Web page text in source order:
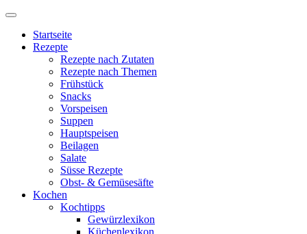
Startseite
Rezepte
Rezepte nach Zutaten
Rezepte nach Themen
Frühstück
Snacks
Vorspeisen
Suppen
Hauptspeisen
Beilagen
Salate
Süsse Rezepte
Obst- & Gemüsesäfte
Kochen
Kochtipps
Gewürzlexikon
Küchenlexikon